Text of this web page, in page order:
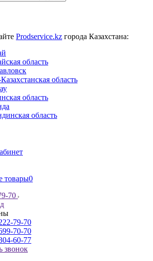
Prodservice.kz города Казахстана:
область
область
область
область
товары0
70
79-70
70-70
60-77
звонок